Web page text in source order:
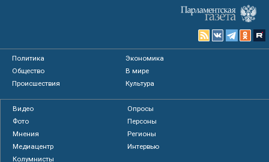
Политика
Экономика
Общество
В мире
Происшествия
Культура
Видео
Опросы
Фото
Персоны
Мнения
Регионы
Медиацентр
Интервью
Колумнисты